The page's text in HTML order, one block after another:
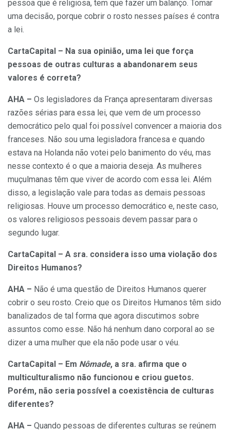
pessoa que é religiosa, tem que fazer um balanço. Tomar
uma decisão, porque cobrir o rosto nesses países é contra
a lei.
CartaCapital – Na sua opinião, uma lei que força
pessoas de outras culturas a abandonarem seus
valores é correta?
AHA – Os legisladores da França apresentaram diversas
razões sérias para essa lei, que vem de um processo
democrático pelo qual foi possível convencer a maioria dos
franceses. Não sou uma legisladora francesa e quando
estava na Holanda não votei pelo banimento do véu, mas
nesse contexto é o que a maioria deseja. As mulheres
muçulmanas têm que viver de acordo com essa lei. Além
disso, a legislação vale para todas as demais pessoas
religiosas. Houve um processo democrático e, neste caso,
os valores religiosos pessoais devem passar para o
segundo lugar.
CartaCapital – A sra. considera isso uma violação dos
Direitos Humanos?
AHA – Não é uma questão de Direitos Humanos querer
cobrir o seu rosto. Creio que os Direitos Humanos têm sido
banalizados de tal forma que agora discutimos sobre
assuntos como esse. Não há nenhum dano corporal ao se
dizer a uma mulher que ela não pode usar o véu.
CartaCapital – Em Nômade, a sra. afirma que o
multiculturalismo não funcionou e criou guetos.
Porém, não seria possível a coexistência de culturas
diferentes?
AHA – Quando pessoas de diferentes culturas se reúnem